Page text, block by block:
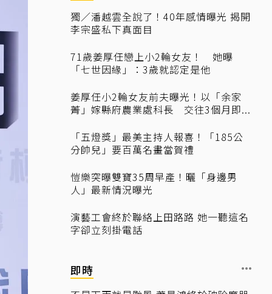
獨／潘越雲全說了！40年感情曝光 揭開
李宗盛私下真面目
71歲姜厚任戀上小2輪女友！ 她曝
「七世因緣」：3歲就認定是他
姜厚任小2輪女友前夫曝光！以「余家
菁」嫁縣府農業處科長 交往3個月即...
「五燈獎」最美主持人報喜！「185公
分帥兒」要百萬名畫當賀禮
愷樂突曝雙寶35周早產！曬「身邊男
人」最新情況曝光
演藝工會終於聯絡上田路路 她一聽這名
字卻立刻掛電話
即時